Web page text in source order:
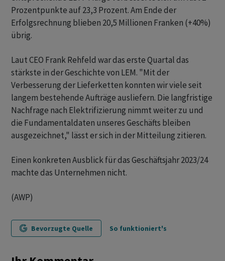
Prozentpunkte auf 23,3 Prozent. Am Ende der
Erfolgsrechnung blieben 20,5 Millionen Franken (+40%)
übrig.
Laut CEO Frank Rehfeld war das erste Quartal das
stärkste in der Geschichte von LEM. "Mit der
Verbesserung der Lieferketten konnten wir viele seit
langem bestehende Aufträge ausliefern. Die langfristige
Nachfrage nach Elektrifizierung nimmt weiter zu und
die Fundamentaldaten unseres Geschäfts bleiben
ausgezeichnet," lässt er sich in der Mitteilung zitieren.
Einen konkreten Ausblick für das Geschäftsjahr 2023/24
machte das Unternehmen nicht.
(AWP)
Bevorzugte Quelle So funktioniert's